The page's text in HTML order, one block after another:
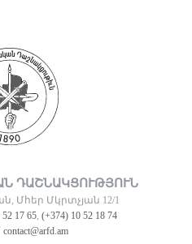
ԴԱՇՆԱԿՑՈՒԹՅՈՒՆ
Մհեր Մկրտչյան 12/1
17 65, (+374) 10 52 18 74
contact@arfd.am